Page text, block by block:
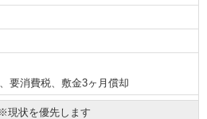
要消費税、敷金3ヶ月償却
状を優先します